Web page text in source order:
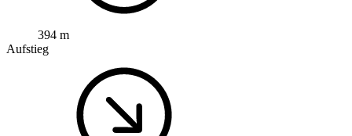
394 m
Aufstieg